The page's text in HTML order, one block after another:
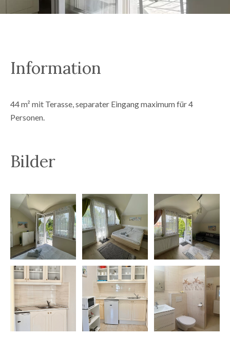
Information
44 m² mit Terasse, separater Eingang maximum für 4
Personen.
Bilder